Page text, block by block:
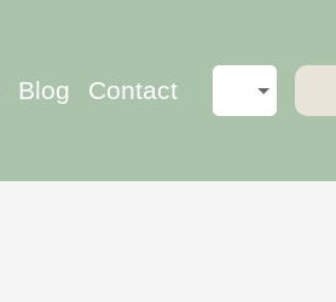
Blog Contact